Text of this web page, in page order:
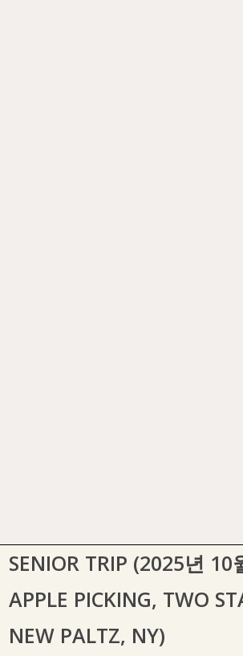
SENIOR TRIP (2025년 10
APPLE PICKING, TWO
NEW PALTZ, NY)